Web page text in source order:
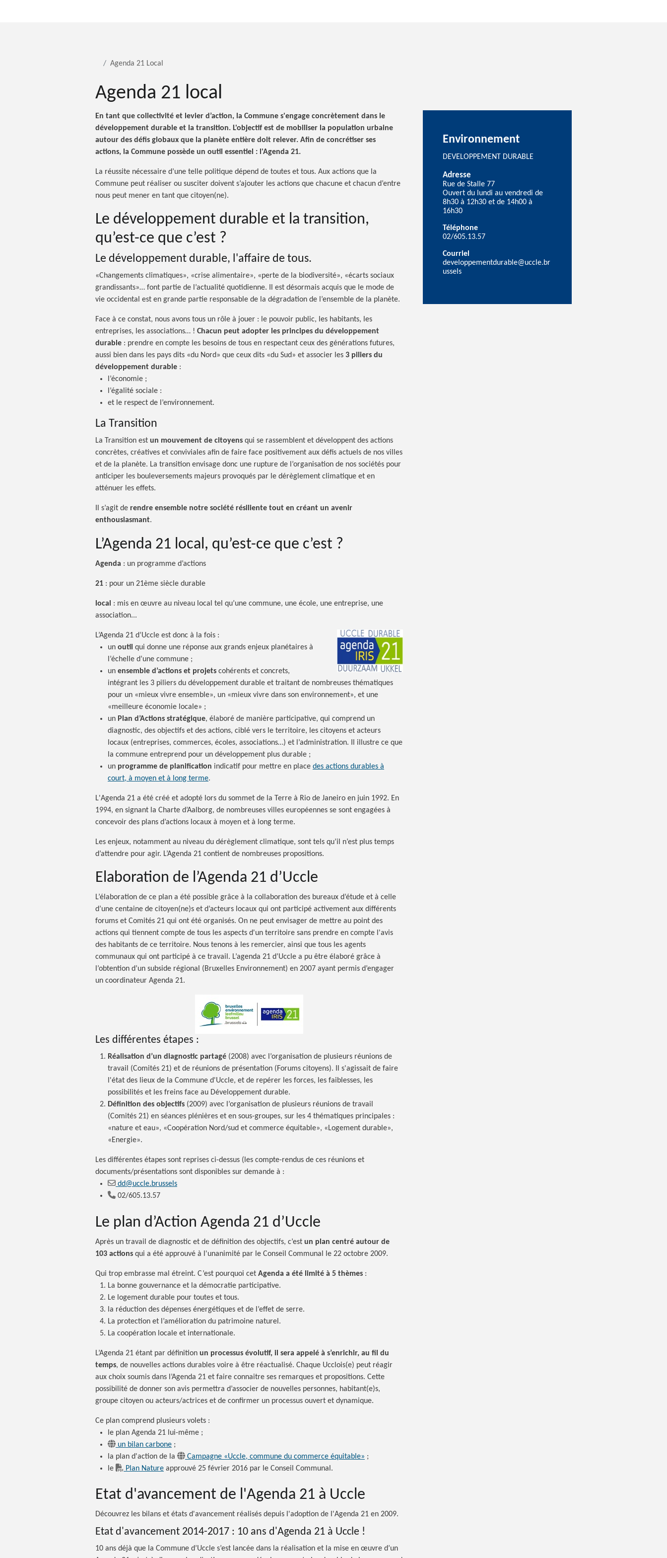
Agenda 21 Local
Agenda 21 local
En tant que collectivité et levier d’action, la Commune s'engage concrètement dans le
développement durable et la transition. L'objectif est de mobiliser la population urbaine
autour des défis globaux que la planète entière doit relever. Afin de concrétiser ses
actions, la Commune possède un outil essentiel : l'Agenda 21.
La réussite nécessaire d’une telle politique dépend de toutes et tous. Aux actions que la
Commune peut réaliser ou susciter doivent s’ajouter les actions que chacune et chacun d’entre
nous peut mener en tant que citoyen(ne).
Le développement durable et la transition,
qu’est-ce que c’est ?
Le développement durable, l'affaire de tous.
«Changements climatiques», «crise alimentaire», «perte de la biodiversité», «écarts sociaux
grandissants»… font partie de l’actualité quotidienne. Il est désormais acquis que le mode de
vie occidental est en grande partie responsable de la dégradation de l’ensemble de la planète.
Face à ce constat, nous avons tous un rôle à jouer : le pouvoir public, les habitants, les
entreprises, les associations… ! Chacun peut adopter les principes du développement
durable : prendre en compte les besoins de tous en respectant ceux des générations futures,
aussi bien dans les pays dits «du Nord» que ceux dits «du Sud» et associer les 3 piliers du
développement durable :
l’économie ;
l’égalité sociale :
et le respect de l’environnement.
La Transition
La Transition est un mouvement de citoyens qui se rassemblent et développent des actions
concrètes, créatives et conviviales afin de faire face positivement aux défis actuels de nos villes
et de la planète. La transition envisage donc une rupture de l’organisation de nos sociétés pour
anticiper les bouleversements majeurs provoqués par le dérèglement climatique et en
atténuer les effets.
Il s’agit de rendre ensemble notre société résiliente tout en créant un avenir
enthousiasmant.
L’Agenda 21 local, qu’est-ce que c’est ?
Agenda : un programme d’actions
21 : pour un 21ème siècle durable
local : mis en œuvre au niveau local tel qu’une commune, une école, une entreprise, une
association...
L’Agenda 21 d’Uccle est donc à la fois :
un outil qui donne une réponse aux grands enjeux planétaires à
l’échelle d’une commune ;
un ensemble d’actions et projets cohérents et concrets,
intégrant les 3 piliers du développement durable et traitant de nombreuses thématiques
pour un «mieux vivre ensemble», un «mieux vivre dans son environnement», et une
«meilleure économie locale» ;
un Plan d’Actions stratégique, élaboré de manière participative, qui comprend un
diagnostic, des objectifs et des actions, ciblé vers le territoire, les citoyens et acteurs
locaux (entreprises, commerces, écoles, associations…) et l’administration. Il illustre ce que
la commune entreprend pour un développement plus durable ;
un programme de planification indicatif pour mettre en place des actions durables à
court, à moyen et à long terme.
L'Agenda 21 a été créé et adopté lors du sommet de la Terre à Rio de Janeiro en juin 1992. En
1994, en signant la Charte d’Aalborg, de nombreuses villes européennes se sont engagées à
concevoir des plans d’actions locaux à moyen et à long terme.
Les enjeux, notamment au niveau du dérèglement climatique, sont tels qu’il n’est plus temps
d’attendre pour agir. L’Agenda 21 contient de nombreuses propositions.
Elaboration de l’Agenda 21 d’Uccle
L’élaboration de ce plan a été possible grâce à la collaboration des bureaux d’étude et à celle
d’une centaine de citoyen(ne)s et d’acteurs locaux qui ont participé activement aux différents
forums et Comités 21 qui ont été organisés. On ne peut envisager de mettre au point des
actions qui tiennent compte de tous les aspects d'un territoire sans prendre en compte l'avis
des habitants de ce territoire. Nous tenons à les remercier, ainsi que tous les agents
communaux qui ont participé à ce travail. L’agenda 21 d’Uccle a pu être élaboré grâce à
l’obtention d’un subside régional (Bruxelles Environnement) en 2007 ayant permis d’engager
un coordinateur Agenda 21.
Les différentes étapes :
Réalisation d’un diagnostic partagé (2008) avec l’organisation de plusieurs réunions de
travail (Comités 21) et de réunions de présentation (Forums citoyens). Il s'agissait de faire
l'état des lieux de la Commune d'Uccle, et de repérer les forces, les faiblesses, les
possibilités et les freins face au Développement durable.
Définition des objectifs (2009) avec l’organisation de plusieurs réunions de travail
(Comités 21) en séances plénières et en sous-groupes, sur les 4 thématiques principales :
«nature et eau», «Coopération Nord/sud et commerce équitable», «Logement durable»,
«Energie».
Les différentes étapes sont reprises ci-dessus (les compte-rendus de ces réunions et
documents/présentations sont disponibles sur demande à :
dd@uccle.brussels
02/605.13.57
Le plan d’Action Agenda 21 d’Uccle
Après un travail de diagnostic et de définition des objectifs, c’est un plan centré autour de
103 actions qui a été approuvé à l'unanimité par le Conseil Communal le 22 octobre 2009.
Qui trop embrasse mal étreint. C’est pourquoi cet Agenda a été limité à 5 thèmes :
La bonne gouvernance et la démocratie participative.
Le logement durable pour toutes et tous.
la réduction des dépenses énergétiques et de l’effet de serre.
La protection et l’amélioration du patrimoine naturel.
La coopération locale et internationale.
L’Agenda 21 étant par définition un processus évolutif, il sera appelé à s’enrichir, au fil du
temps, de nouvelles actions durables voire à être réactualisé. Chaque Ucclois(e) peut réagir
aux choix soumis dans l’Agenda 21 et faire connaitre ses remarques et propositions. Cette
possibilité de donner son avis permettra d’associer de nouvelles personnes, habitant(e)s,
groupe citoyen ou acteurs/actrices et de confirmer un processus ouvert et dynamique.
Ce plan comprend plusieurs volets :
le plan Agenda 21 lui-même ;
un bilan carbone ;
la plan d'action de la
Campagne «Uccle, commune du commerce équitable» ;
le
Plan Nature approuvé 25 février 2016 par le Conseil Communal.
Etat d'avancement de l'Agenda 21 à Uccle
Découvrez les bilans et états d'avancement réalisés depuis l'adoption de l'Agenda 21 en 2009.
Etat d'avancement 2014-2017 : 10 ans d'Agenda 21 à Uccle !
10 ans déjà que la Commune d’Uccle s’est lancée dans la réalisation et la mise en œuvre d’un
Environnement
DEVELOPPEMENT DURABLE
Adresse
Rue de Stalle 77
Ouvert du lundi au vendredi de
8h30 à 12h30 et de 14h00 à
16h30
Téléphone
02/605.13.57
Courriel
developpementdurable@uccle.br
ussels